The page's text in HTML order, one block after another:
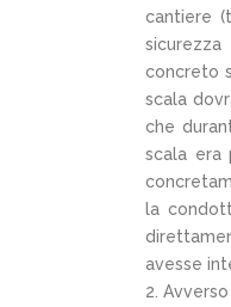
cantiere
concreto
scala
che
scala era
la
avesse